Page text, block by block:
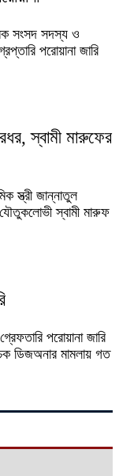
সংসদ সদস্য ও
পরোয়ানা জারি
স্বামী মারুফের
স্ত্রী জান্নাতুল
স্বামী মারুফ
পরোয়ানা জারি
ডিজঅনার মামলায় গত